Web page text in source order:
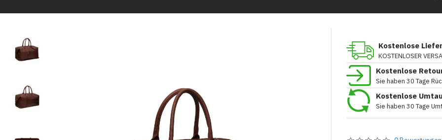
Kostenlose
KOSTENLOSER
Kostenlose
Sie haben 30 Tage
Kostenlose
Sie haben 30 Tage